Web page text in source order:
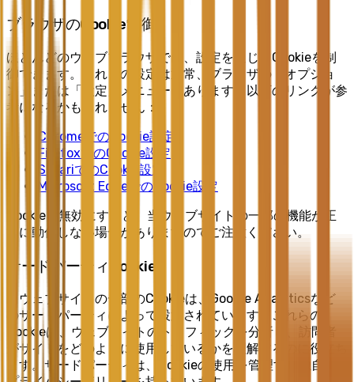
ブラウザのCookie制御
ほとんどのウェブブラウザでは、設定を通じてCookieを制
御できます。これらの設定は通常、ブラウザの「オプショ
ン」または「設定」メニューにあります。以下のリンクが参
考になるかもしれません：
ChromeでのCookie設定
FirefoxでのCookie設定
SafariでのCookie設定
Microsoft EdgeでのCookie設定
Cookieを無効にすると、当ウェブサイトの一部の機能が正
常に動作しない場合がありますのでご注意ください。
サードパーティCookie
当ウェブサイトの一部のCookieは、Google Analyticsなど
のサードパーティによって設置されています。これらの
Cookieは、ウェブサイトのトラフィックを分析し、訪問者
がサイトをどのように使用しているかを理解するのに役立ち
ます。サードパーティは、Cookieの使用を管理する独自の